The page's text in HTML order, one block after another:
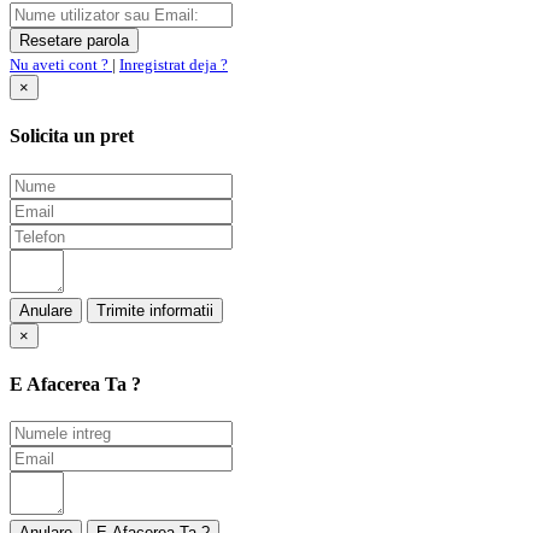
Nu aveti cont ? | Inregistrat deja ?
×
Solicita un pret
Anulare
×
E Afacerea Ta ?